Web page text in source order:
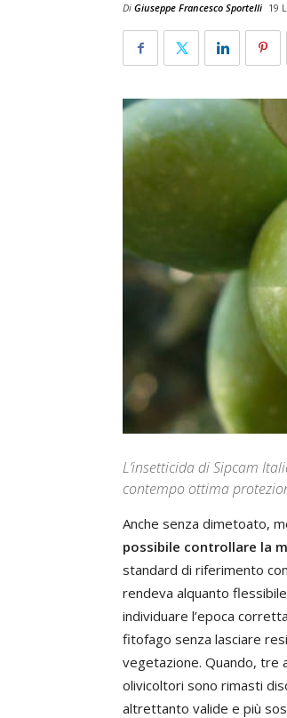
Di Giuseppe Francesco Sportelli 19
L’insetticida di Sipcam
contempo ottima
Anche senza dimetoato,
possibile controllare la
standard di riferimento
rendeva alquanto
individuare l’epoca
fitofago senza lasciare
vegetazione. Quando, tre
olivicoltori sono rimasti
altrettanto valide e più